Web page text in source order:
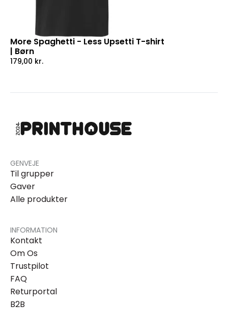
More Spaghetti - Less Upsetti T-shirt
| Børn
179,00 kr.
GENVEJE
Til grupper
Gaver
Alle produkter
INFORMATION
Kontakt
Om Os
Trustpilot
FAQ
Returportal
B2B